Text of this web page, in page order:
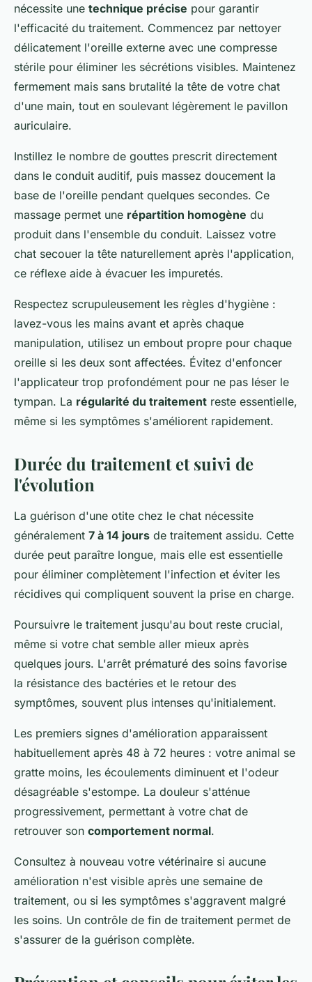
nécessite une technique précise pour garantir
l'efficacité du traitement. Commencez par nettoyer
délicatement l'oreille externe avec une compresse
stérile pour éliminer les sécrétions visibles. Maintenez
fermement mais sans brutalité la tête de votre chat
d'une main, tout en soulevant légèrement le pavillon
auriculaire.
Instillez le nombre de gouttes prescrit directement
dans le conduit auditif, puis massez doucement la
base de l'oreille pendant quelques secondes. Ce
massage permet une répartition homogène du
produit dans l'ensemble du conduit. Laissez votre
chat secouer la tête naturellement après l'application,
ce réflexe aide à évacuer les impuretés.
Respectez scrupuleusement les règles d'hygiène :
lavez-vous les mains avant et après chaque
manipulation, utilisez un embout propre pour chaque
oreille si les deux sont affectées. Évitez d'enfoncer
l'applicateur trop profondément pour ne pas léser le
tympan. La régularité du traitement reste essentielle,
même si les symptômes s'améliorent rapidement.
Durée du traitement et suivi de
l'évolution
La guérison d'une otite chez le chat nécessite
généralement 7 à 14 jours de traitement assidu. Cette
durée peut paraître longue, mais elle est essentielle
pour éliminer complètement l'infection et éviter les
récidives qui compliquent souvent la prise en charge.
Poursuivre le traitement jusqu'au bout reste crucial,
même si votre chat semble aller mieux après
quelques jours. L'arrêt prématuré des soins favorise
la résistance des bactéries et le retour des
symptômes, souvent plus intenses qu'initialement.
Les premiers signes d'amélioration apparaissent
habituellement après 48 à 72 heures : votre animal se
gratte moins, les écoulements diminuent et l'odeur
désagréable s'estompe. La douleur s'atténue
progressivement, permettant à votre chat de
retrouver son comportement normal.
Consultez à nouveau votre vétérinaire si aucune
amélioration n'est visible après une semaine de
traitement, ou si les symptômes s'aggravent malgré
les soins. Un contrôle de fin de traitement permet de
s'assurer de la guérison complète.